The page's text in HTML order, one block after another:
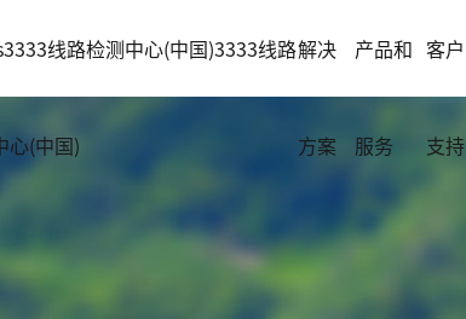
线路检测中心(中国)3333线路
心(中国)
解决
方案
产品和
服务
客户
支持